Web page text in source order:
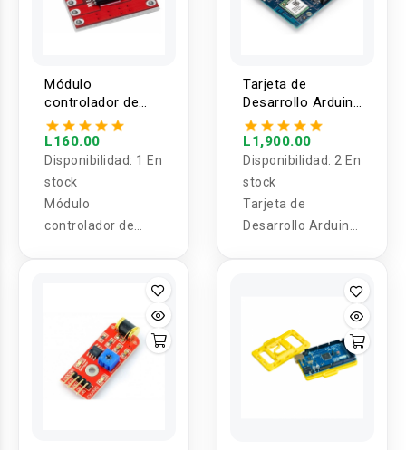
Módulo
controlador de
motor paso a
paso DRV8833
TB6612FNG
L160.00
Disponibilidad: 1 En
stock
Módulo
controlador de
Tarjeta de
Desarrollo Arduino
UNO Q
L1,900.00
Disponibilidad: 2 En
stock
Tarjeta de
Desarrollo Arduino